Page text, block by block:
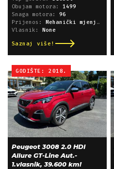
Obujam motora: 1499
Snaga motora: 96
Prijenos:
Mehanički mjenjač
Vlasnik:
None
Saznaj više!
GODIŠTE: 2018.
Peugeot 3008 2.0 HDI
Allure GT-Line Aut.-
1.vlasnik, 39.600 km!